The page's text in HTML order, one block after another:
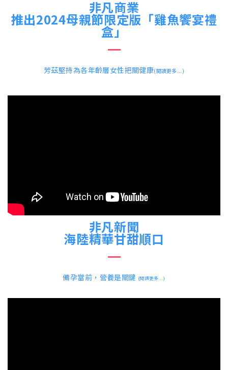
非凡商業
推出2024母親節限定版「雞魚饗宴禮
盒」
芳茲堅持為各年齡層女性把關健康(閱讀更多...)
非凡新聞
海陸精華甘甜順口
備孕當前，營養是關鍵 (閱讀更多...)